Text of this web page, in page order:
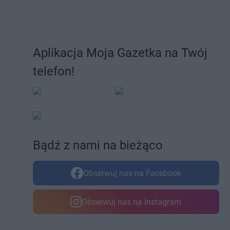
Aplikacja Moja Gazetka na Twój
telefon!
Bądź z nami na bieżąco
Obserwuj nas na Facebook
Obserwuj nas na Instagram